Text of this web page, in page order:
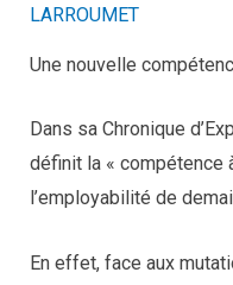
LARROUMET
Une nouvelle
Dans sa Chronique
définit la « compétence
l’employabilité de
En effet, face aux